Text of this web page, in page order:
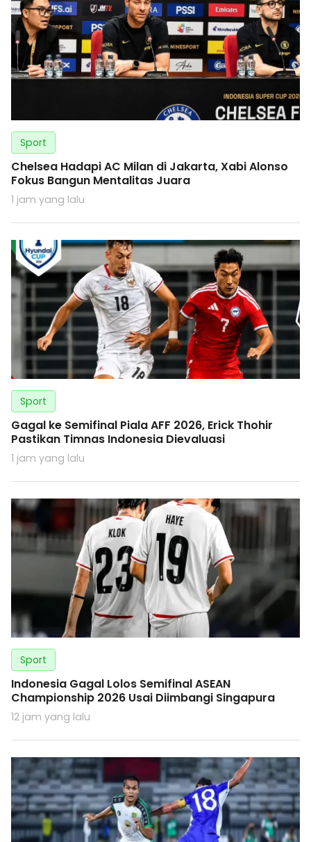
Sport
Chelsea Hadapi AC Milan di Jakarta, Xabi Alonso
Fokus Bangun Mentalitas Juara
1 jam yang lalu
Sport
Gagal ke Semifinal Piala AFF 2026, Erick Thohir
Pastikan Timnas Indonesia Dievaluasi
1 jam yang lalu
Sport
Indonesia Gagal Lolos Semifinal ASEAN
Championship 2026 Usai Diimbangi Singapura
12 jam yang lalu